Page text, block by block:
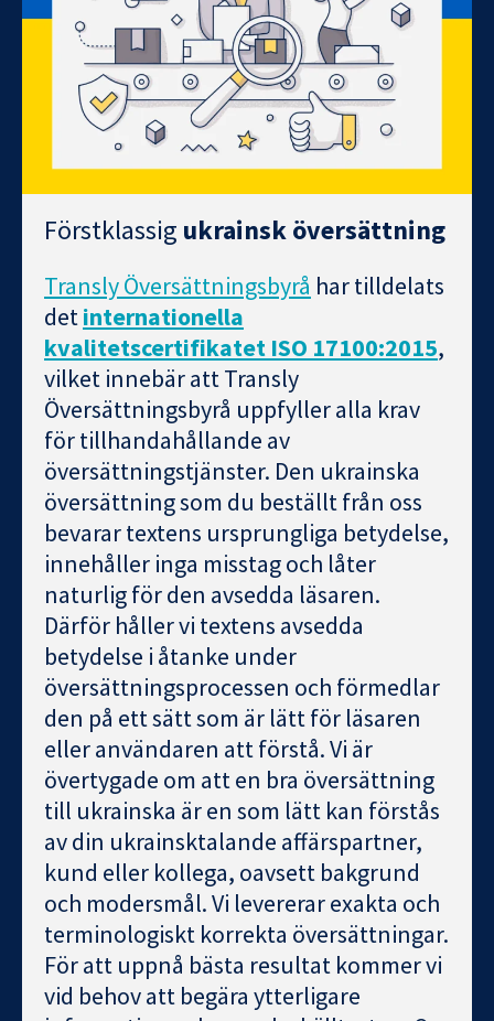
Förstklassig ukrainsk översättning
Transly Översättningsbyrå har tilldelats
det internationella
kvalitetscertifikatet ISO 17100:2015,
vilket innebär att Transly
Översättningsbyrå uppfyller alla krav
för tillhandahållande av
översättningstjänster. Den ukrainska
översättning som du beställt från oss
bevarar textens ursprungliga betydelse,
innehåller inga misstag och låter
naturlig för den avsedda läsaren.
Därför håller vi textens avsedda
betydelse i åtanke under
översättningsprocessen och förmedlar
den på ett sätt som är lätt för läsaren
eller användaren att förstå. Vi är
övertygade om att en bra översättning
till ukrainska är en som lätt kan förstås
av din ukrainsktalande affärspartner,
kund eller kollega, oavsett bakgrund
och modersmål. Vi levererar exakta och
terminologiskt korrekta översättningar.
För att uppnå bästa resultat kommer vi
vid behov att begära ytterligare